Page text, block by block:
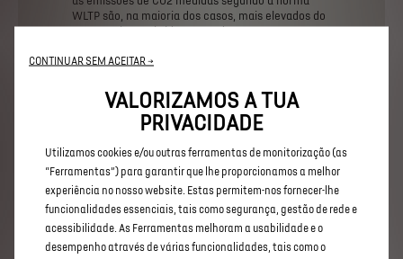
WLTP são, na maioria dos casos, mais elevados do
que os valores obtidos segundo a norma NEDC. Os
CO2 podem variar
equipamentos específicos, as opções, o tipo
Para mais informações contacte a sua
consulte
página
ds/tecnologia/wltp.html
CONFIGURADOR Nº8
CONTINUAR SEM ACEITAR →
VALORIZAMOS A TUA
PRIVACIDADE
Utilizamos cookies e/ou outras ferramentas de monitorização (as
“Ferramentas”) para garantir que lhe proporcionamos a melhor
experiência no nosso website. Estas permitem-nos fornecer-lhe
funcionalidades essenciais, tais como segurança, gestão de rede e
acessibilidade. As Ferramentas melhoram a usabilidade e o
desempenho através de várias funcionalidades, tais como o